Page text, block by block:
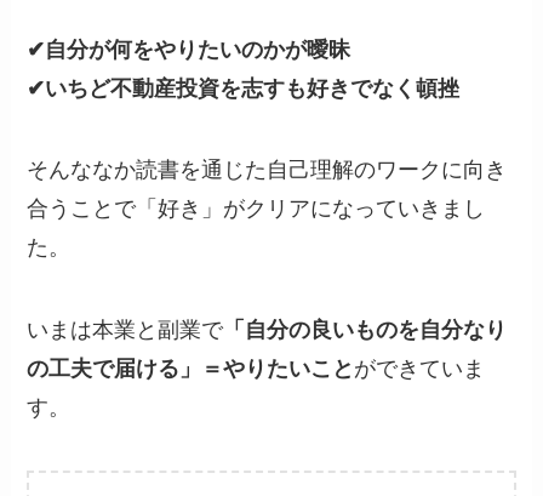
✔︎自分が何をやりたいのかが曖昧
✔︎いちど不動産投資を志すも好きでなく頓挫
そんななか読書を通じた自己理解のワークに向き
合うことで「好き」がクリアになっていきまし
た。
いまは本業と副業で「自分の良いものを自分なり
の工夫で届ける」＝やりたいこと ができていま
す。